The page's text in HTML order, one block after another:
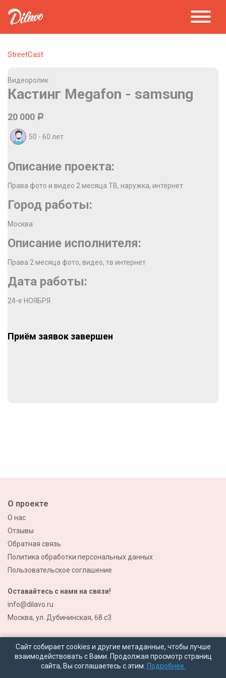
StreetCast
Видеоролик
Кастинг Megafon - samsung
20 000 Р
50 - 60 лет
Описание проекта:
Права фото и видео 2 месяца ТВ, наружка, интернет
Город работы:
Москва
Описание исполнителя:
Права 2 месяца фото, видео, тв интернет
Дата работы:
24-е НОЯБРЯ
Приём заявок завершен
© 2026 Все права защищены
О проекте
О нас
Отзывы
Обратная связь
Политика обработки персональных данных
Пользовательское соглашение
Оставайтесь с нами на связи!
info@dilavo.ru
Москва, ул. Дубининская, 68 с3
Сайт собирает cookies и другие метаданные, чтобы лучше
взаимодействовать с Вами. Продолжая просмотр страниц
сайта, Вы соглашаетесь с этим. Подробнее.